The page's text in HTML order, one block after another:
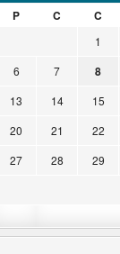
P C C
1
6 7 8
13 14 15
20 21 22
27 28 29